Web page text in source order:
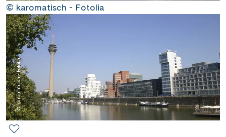
Contact professionnel
Hotline +41 71 552 40 30CH|DE
© karomatisch - Fotolia
© karomatisch - Fotolia